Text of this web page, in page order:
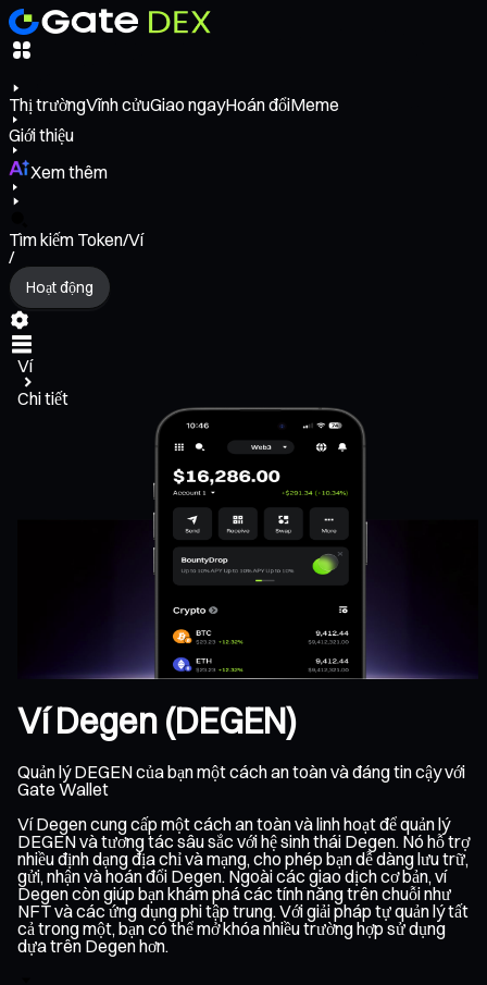
Thị trườngVĩnh cửuGiao ngayHoán đổiMeme
Giới thiệu
Xem thêm
Tìm kiếm Token/Ví
/
Hoạt động
Ví
Chi tiết
Ví Degen (DEGEN)
Quản lý DEGEN của bạn một cách an toàn và đáng tin cậy với
Gate Wallet
Ví Degen cung cấp một cách an toàn và linh hoạt để quản lý
DEGEN và tương tác sâu sắc với hệ sinh thái Degen. Nó hỗ trợ
nhiều định dạng địa chỉ và mạng, cho phép bạn dễ dàng lưu trữ,
gửi, nhận và hoán đổi Degen. Ngoài các giao dịch cơ bản, ví
Degen còn giúp bạn khám phá các tính năng trên chuỗi như
NFT và các ứng dụng phi tập trung. Với giải pháp tự quản lý tất
cả trong một, bạn có thể mở khóa nhiều trường hợp sử dụng
dựa trên Degen hơn.